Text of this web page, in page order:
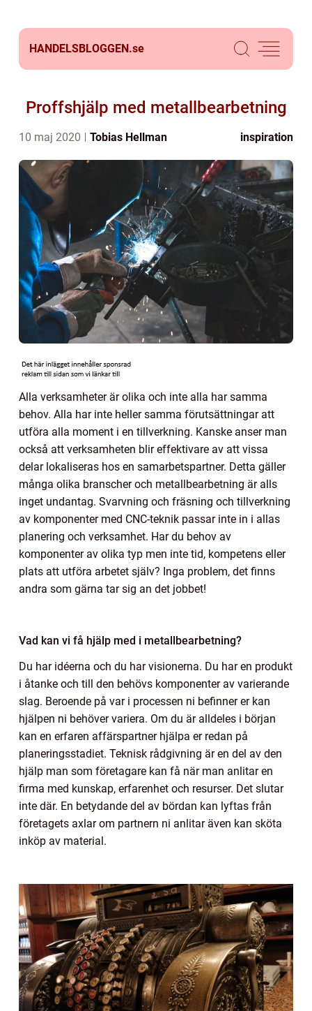
HANDELSBLOGGEN.se
Proffshjälp med metallbearbetning
10 maj 2020 Tobias Hellman inspiration
Alla verksamheter är olika och inte alla har samma
behov. Alla har inte heller samma förutsättningar att
utföra alla moment i en tillverkning. Kanske anser man
också att verksamheten blir effektivare av att vissa
delar lokaliseras hos en samarbetspartner. Detta gäller
många olika branscher och metallbearbetning är alls
inget undantag. Svarvning och fräsning och tillverkning
av komponenter med CNC-teknik passar inte in i allas
planering och verksamhet. Har du behov av
komponenter av olika typ men inte tid, kompetens eller
plats att utföra arbetet själv? Inga problem, det finns
andra som gärna tar sig an det jobbet!
Vad kan vi få hjälp med i metallbearbetning?
Du har idéerna och du har visionerna. Du har en produkt
i åtanke och till den behövs komponenter av varierande
slag. Beroende på var i processen ni befinner er kan
hjälpen ni behöver variera. Om du är alldeles i början
kan en erfaren affärspartner hjälpa er redan på
planeringsstadiet. Teknisk rådgivning är en del av den
hjälp man som företagare kan få när man anlitar en
firma med kunskap, erfarenhet och resurser. Det slutar
inte där. En betydande del av bördan kan lyftas från
företagets axlar om partnern ni anlitar även kan sköta
inköp av material.